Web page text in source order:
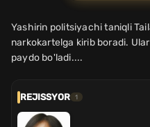
Yashirin politsiyachi taniqli
narkokartelga kirib boradi.
paydo bo'ladi....
REJISSYOR 1